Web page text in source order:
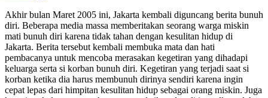
Akhir bulan Maret 2005 ini, Jakarta kembali diguncang berita bunuh
diri. Beberapa media massa memberitakan seorang warga miskin
mati bunuh diri karena tidak tahan dengan kesulitan hidup di
Jakarta. Berita tersebut kembali membuka mata dan hati
pembacanya untuk mencoba merasakan kegetiran yang dihadapi
keluarga serta si korban bunuh diri. Kegetiran yang terjadi saat si
korban ketika dia harus membunuh dirinya sendiri karena ingin
cepat lepas dari himpitan kesulitan hidup sebagai orang miskin. Juga